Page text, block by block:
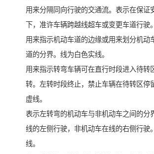
用来分隔同向行驶的交通流。表示在保证
下，准许车辆跨越线超车或变更车道行驶
用来指示机动车道的边缘或用来划分机动
道的分界。线为白色实线。
用来指示转弯车辆可在直行时段进入待转
转。左转时段终止，禁止车辆在待转区停
虚线。
表示左转弯的机动车与非机动车之间的分
线的左侧行驶，非机动车在线的右侧行驶
线。